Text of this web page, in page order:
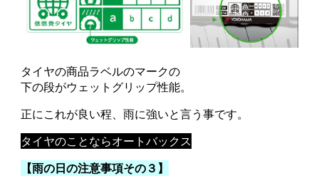
タイヤの商品ラベルのマークの
下の段がウェットグリップ性能。
正にこれが良い程、雨に強いと言う事です。
タイヤのことならオートバックス
【雨の日の注意事項その３】